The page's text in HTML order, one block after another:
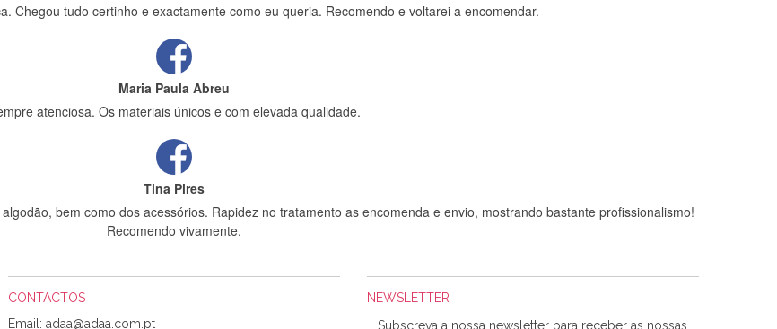
Chegou tudo certinho e exactamente como eu queria. Recomendo e voltarei a encomendar.
Maria Paula Abreu
atenciosa. Os materiais únicos e com elevada qualidade.
Tina Pires
bem como dos acessórios. Rapidez no tratamento as encomenda e envio, mostrando bastante profissionalismo!
Recomendo vivamente.
Sílvia Maria Bernardino Mestre
CONTACTOS
Email:
NEWSLETTER
Subscreva a nossa newsletter para receber as nossas